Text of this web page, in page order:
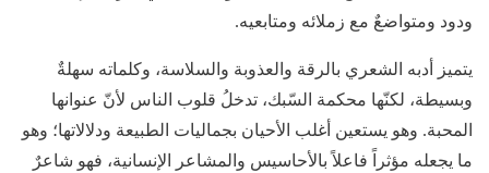
ودود ومتواضعٌ مع زملائه ومتابعيه.
يتميز أدبه الشعري بالرقة والعذوبة والسلاسة، وكلماته سهلةٌ
وبسيطة، لكنّها محكمة السّبك، تدخلُ قلوب الناس لأنّ عنوانها
المحبة. وهو يستعين أغلب الأحيان بجماليات الطبيعة ودلالاتها؛ وهو
ما يجعله مؤثراً فاعلاً بالأحاسيس والمشاعر الإنسانية، فهو شاعرٌ